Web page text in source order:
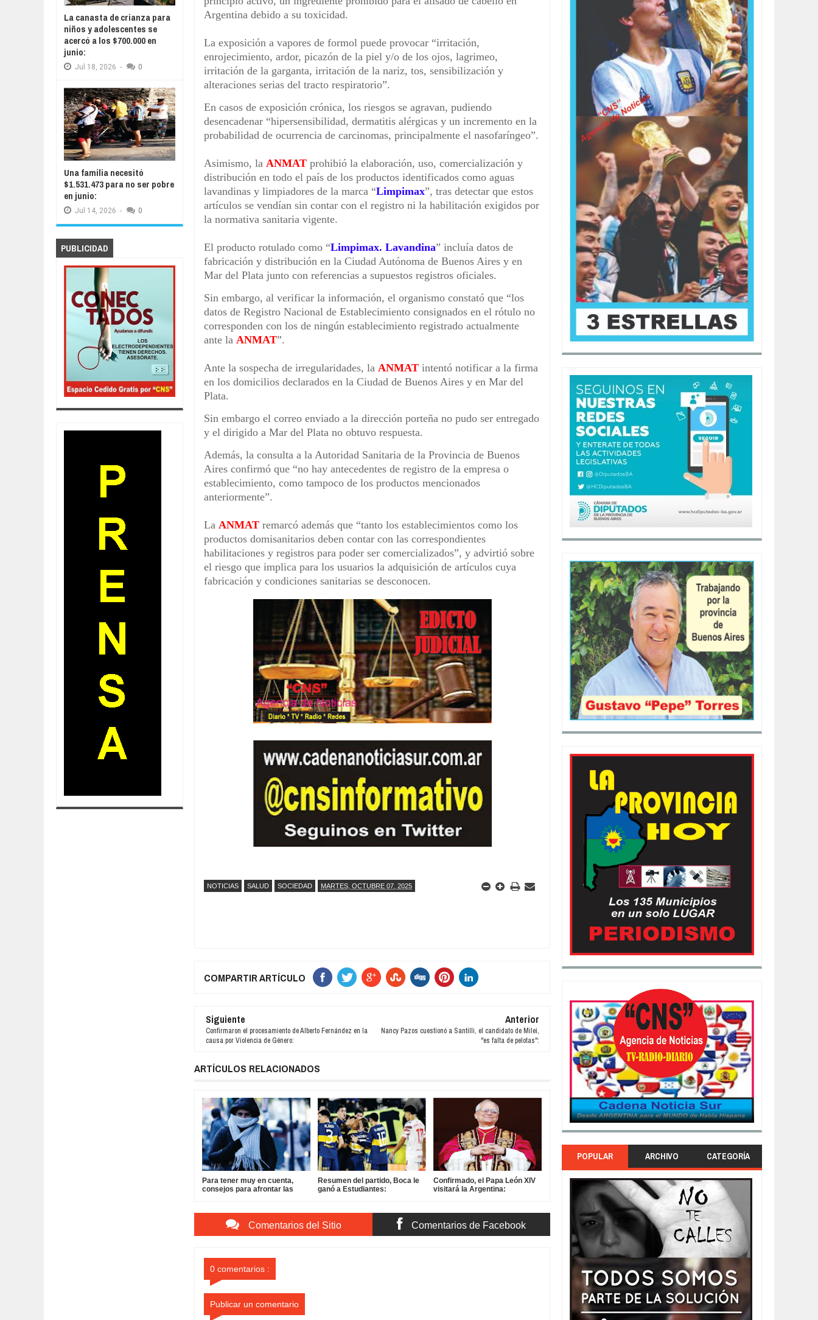
Argentina debido a su toxicidad.
La exposición a vapores de formol puede provocar “irritación,
enrojecimiento, ardor, picazón de la piel y/o de los ojos, lagrimeo,
irritación de la garganta, irritación de la nariz, tos, sensibilización y
alteraciones serias del tracto respiratorio”.
En casos de exposición crónica, los riesgos se agravan, pudiendo
desencadenar “hipersensibilidad, dermatitis alérgicas y un incremento en la
probabilidad de ocurrencia de carcinomas, principalmente el nasofaríngeo”.
Asimismo, la ANMAT prohibió la elaboración, uso, comercialización y
distribución en todo el país de los productos identificados como aguas
lavandinas y limpiadores de la marca “Limpimax”, tras detectar que estos
artículos se vendían sin contar con el registro ni la habilitación exigidos por
la normativa sanitaria vigente.
El producto rotulado como “Limpimax. Lavandina” incluía datos de
fabricación y distribución en la Ciudad Autónoma de Buenos Aires y en
Mar del Plata junto con referencias a supuestos registros oficiales.
Sin embargo, al verificar la información, el organismo constató que “los
datos de Registro Nacional de Establecimiento consignados en el rótulo no
corresponden con los de ningún establecimiento registrado actualmente
ante la ANMAT”.
Ante la sospecha de irregularidades, la ANMAT intentó notificar a la firma
en los domicilios declarados en la Ciudad de Buenos Aires y en Mar del
Plata.
Sin embargo el correo enviado a la dirección porteña no pudo ser entregado
y el dirigido a Mar del Plata no obtuvo respuesta.
Además, la consulta a la Autoridad Sanitaria de la Provincia de Buenos
Aires confirmó que “no hay antecedentes de registro de la empresa o
establecimiento, como tampoco de los productos mencionados
anteriormente”.
La ANMAT remarcó además que “tanto los establecimientos como los
productos domisanitarios deben contar con las correspondientes
habilitaciones y registros para poder ser comercializados”, y advirtió sobre
el riesgo que implica para los usuarios la adquisición de artículos cuya
fabricación y condiciones sanitarias se desconocen.
NOTICIAS SALUD SOCIEDAD MARTES, OCTUBRE 07, 2025
COMPARTIR ARTÍCULO
Siguiente
Confirmaron el procesamiento de Alberto Fernández en la
causa por Violencia de Género:
Anterior
Nancy Pazos cuestionó a Santilli, el candidato de Milei,
"es falta de pelotas":
ARTÍCULOS RELACIONADOS
Para tener muy en cuenta,
consejos para afrontar las
Resumen del partido, Boca le
ganó a Estudiantes:
Confirmado, el Papa León XIV
visitará la Argentina:
Comentarios del Sitio Comentarios de Facebook
0 comentarios :
Publicar un comentario
La canasta de crianza para
niños y adolescentes se
acercó a los $700.000 en
junio:
Jul 18, 2026 - 0
Una familia necesitó
$1.531.473 para no ser pobre
en junio:
Jul 14, 2026 - 0
PUBLICIDAD
POPULAR ARCHIVO CATEGORÍA